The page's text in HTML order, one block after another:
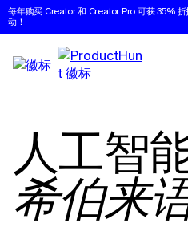
每年购买 Creator 和 Creator Pro 可获 35% 折
动！
人工智
希伯来